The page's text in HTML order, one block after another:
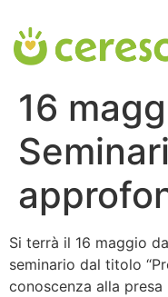
16
Si terrà il 16 maggio
seminario dal titolo
conoscenza alla